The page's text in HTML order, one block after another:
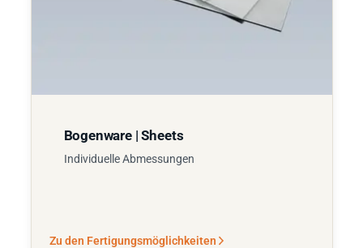
Bogenware | Sheets
Individuelle Abmessungen
Zu den Fertigungsmöglichkeiten